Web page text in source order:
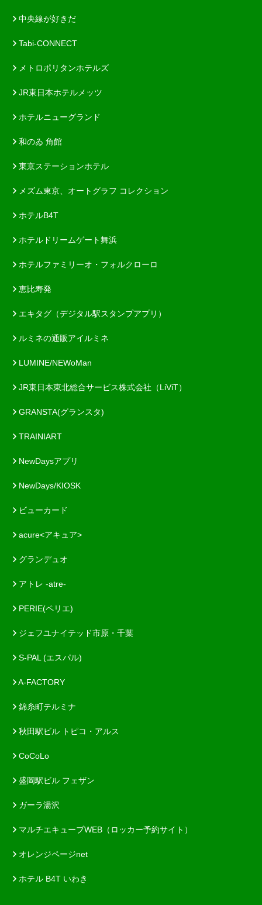
中央線が好きだ
Tabi-CONNECT
メトロポリタンホテルズ
JR東日本ホテルメッツ
ホテルニューグランド
和のゐ 角館
東京ステーションホテル
メズム東京、オートグラフ コレクション
ホテルB4T
ホテルドリームゲート舞浜
ホテルファミリーオ・フォルクローロ
恵比寿発
エキタグ（デジタル駅スタンプアプリ）
ルミネの通販アイルミネ
LUMINE/NEWoMan
JR東日本東北総合サービス株式会社（LiViT）
GRANSTA(グランスタ)
TRAINIART
NewDaysアプリ
NewDays/KIOSK
ビューカード
acure<アキュア>
グランデュオ
アトレ -atre-
PERIE(ペリエ)
ジェフユナイテッド市原・千葉
S-PAL (エスパル)
A-FACTORY
錦糸町テルミナ
秋田駅ビル トピコ・アルス
CoCoLo
盛岡駅ビル フェザン
ガーラ湯沢
マルチエキューブWEB（ロッカー予約サイト）
オレンジページnet
ホテル B4T いわき